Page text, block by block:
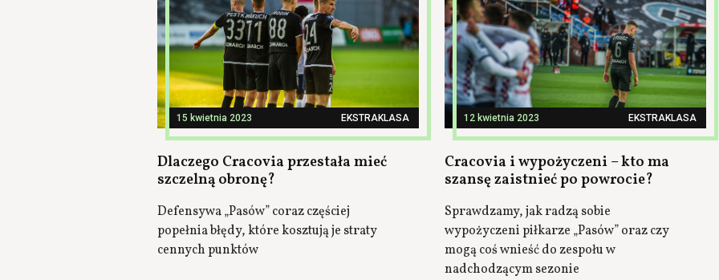
15 kwietnia 2023 EKSTRAKLASA
Dlaczego Cracovia przestała mieć
szczelną obronę?
Defensywa „Pasów” coraz częściej
popełnia błędy, które kosztują je straty
cennych punktów
12 kwietnia 2023 EKSTRAKLASA
Cracovia i wypożyczeni – kto ma
szansę zaistnieć po powrocie?
Sprawdzamy, jak radzą sobie
wypożyczeni piłkarze „Pasów” oraz czy
mogą coś wnieść do zespołu w
nadchodzącym sezonie